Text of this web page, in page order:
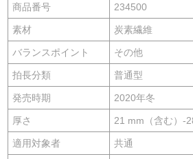
商品番号 234500
素材 炭素繊維
バランスポイント その他
拍長分類 普通型
発売時期 2020年冬
厚さ 21 mm（含む）-
適用対象者 共通